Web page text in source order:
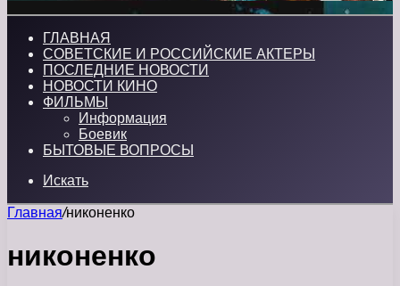
ГЛАВНАЯ
СОВЕТСКИЕ И РОССИЙСКИЕ АКТЕРЫ
ПОСЛЕДНИЕ НОВОСТИ
НОВОСТИ КИНО
ФИЛЬМЫ
Информация
Боевик
БЫТОВЫЕ ВОПРОСЫ
Искать
Главная/никоненко
никоненко